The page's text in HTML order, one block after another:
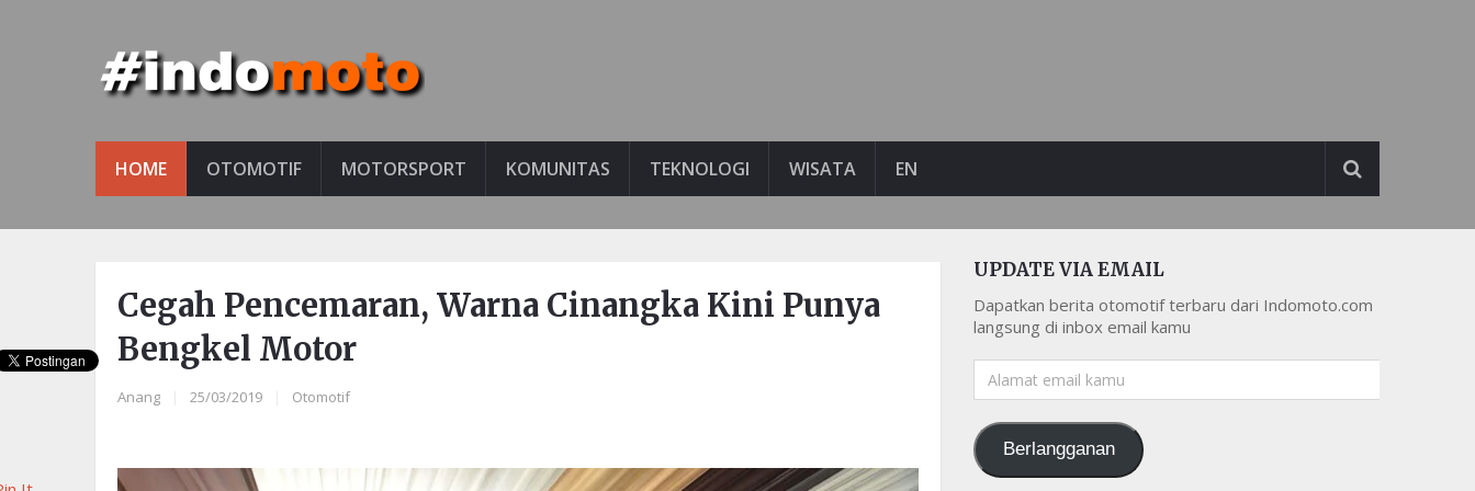
HOME OTOMOTIF MOTORSPORT KOMUNITAS TEKNOLOGI WISATA EN
Cegah Pencemaran, Warna Cinangka Kini Punya
Bengkel Motor
Anang 25/03/2019 Otomotif
UPDATE VIA EMAIL
Dapatkan berita otomotif terbaru dari Indomoto.com
langsung di inbox email kamu
Alamat
email
Berlangganan